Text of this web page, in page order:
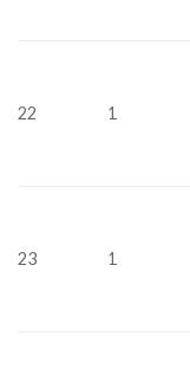
22 1
23 1